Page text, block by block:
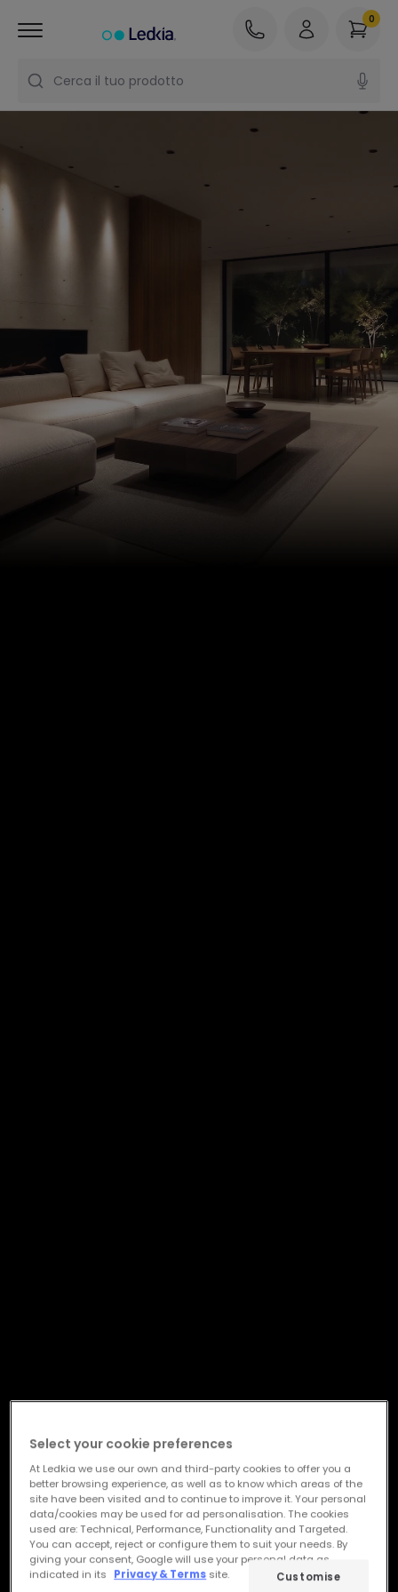
Cerca il tuo prodotto
0
Select your cookie preferences
At Ledkia we use our own and third-party cookies to offer you a
better browsing experience, as well as to know which areas of the
site have been visited and to continue to improve it. Your personal
data/cookies may be used for ad personalisation. The cookies
used are: Technical, Performance, Functionality and Targeted.
You can accept, reject or configure them to suit your needs. By
giving your consent, Google will use your personal data as
indicated in its
Privacy & Terms site. Customise